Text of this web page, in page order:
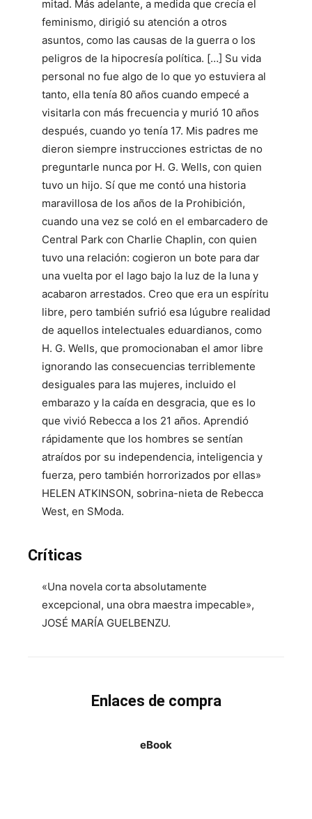
mitad. Más adelante, a medida que crecía el
feminismo, dirigió su atención a otros
asuntos, como las causas de la guerra o los
peligros de la hipocresía política. […] Su vida
personal no fue algo de lo que yo estuviera al
tanto, ella tenía 80 años cuando empecé a
visitarla con más frecuencia y murió 10 años
después, cuando yo tenía 17. Mis padres me
dieron siempre instrucciones estrictas de no
preguntarle nunca por H. G. Wells, con quien
tuvo un hijo. Sí que me contó una historia
maravillosa de los años de la Prohibición,
cuando una vez se coló en el embarcadero de
Central Park con Charlie Chaplin, con quien
tuvo una relación: cogieron un bote para dar
una vuelta por el lago bajo la luz de la luna y
acabaron arrestados. Creo que era un espíritu
libre, pero también sufrió esa lúgubre realidad
de aquellos intelectuales eduardianos, como
H. G. Wells, que promocionaban el amor libre
ignorando las consecuencias terriblemente
desiguales para las mujeres, incluido el
embarazo y la caída en desgracia, que es lo
que vivió Rebecca a los 21 años. Aprendió
rápidamente que los hombres se sentían
atraídos por su independencia, inteligencia y
fuerza, pero también horrorizados por ellas»
HELEN ATKINSON, sobrina-nieta de Rebecca
West, en SModa.
Críticas
«Una novela corta absolutamente
excepcional, una obra maestra impecable»,
JOSÉ MARÍA GUELBENZU.
Enlaces de compra
eBook